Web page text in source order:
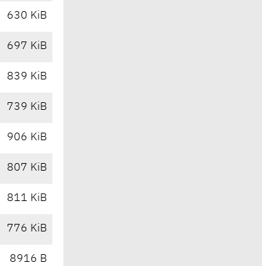
630 KiB
697 KiB
839 KiB
739 KiB
906 KiB
807 KiB
811 KiB
776 KiB
8916 B